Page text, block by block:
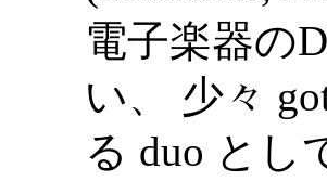
電子楽器の
い、 少々
る duo とし